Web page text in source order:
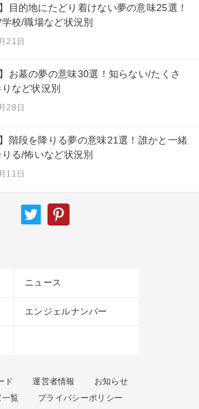
】目的地にたどり着けない夢の意味25選！
校/職場など状況別
21日
】お墓の夢の意味30選！知らない/たくさ
など状況別
28日
】階段を降りる夢の意味21選！誰かと一緒
る/怖いなど状況別
11日
ニュース
エンジェルナンバー
ド 運営者情報
お知らせ
一覧 プライバシーポリシー